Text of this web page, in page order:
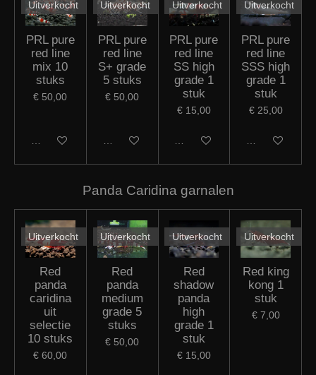
PRL pure
red line
mix 10
stuks
€ 50,00
PRL pure
red line
S+ grade
5 stuks
€ 50,00
Houd mij op de hoogte
PRL pure
red line
SS high
grade 1
stuk
€ 15,00
Houd mij op de hoogte
PRL pure
red line
SSS high
grade 1
stuk
€ 25,00
Houd mij op
Red
panda
caridina
uit
selectie
10 stuks
€ 60,00
Houd mij op de hoogte
Red
panda
medium
grade 5
stuks
€ 50,00
Houd mij op de hoogte
Red
shadow
panda
high
grade 1
stuk
€ 15,00
Houd mij op de hoogte
Red king
kong 1
stuk
€ 7,00